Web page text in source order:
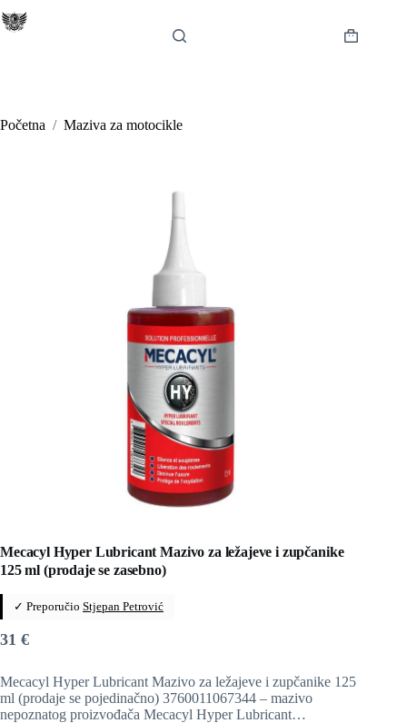
na
Košarica
Početna / Maziva za motocikle
Mecacyl Hyper Lubricant Mazivo za ležajeve i zupčanike
125 ml (prodaje se zasebno)
✓ Preporučio Stjepan Petrović
31 €
Mecacyl Hyper Lubricant Mazivo za ležajeve i zupčanike 125
ml (prodaje se pojedinačno) 3760011067344 – mazivo
nepoznatog proizvođača Mecacyl Hyper Lubricant…